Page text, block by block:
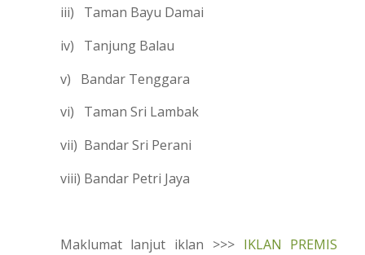
iii) Taman Bayu Damai
iv) Tanjung Balau
v) Bandar Tenggara
vi) Taman Sri Lambak
vii) Bandar Sri Perani
viii) Bandar Petri Jaya
Maklumat lanjut iklan >>> IKLAN PREMIS